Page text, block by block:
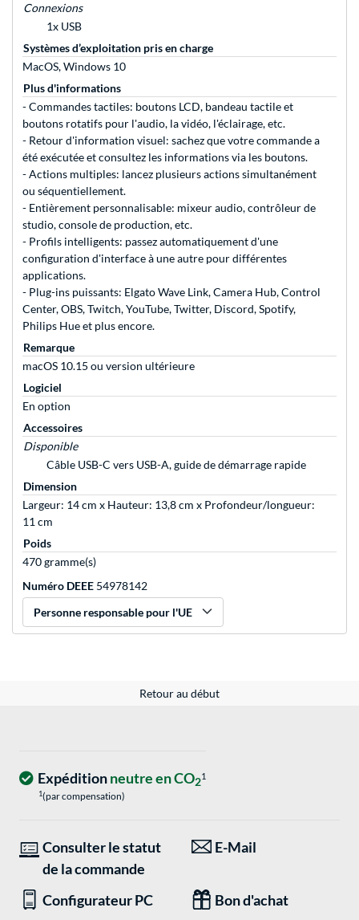
Connexions
1x USB
Systèmes d’exploitation pris en charge
MacOS, Windows 10
Plus d'informations
- Commandes tactiles: boutons LCD, bandeau tactile et
boutons rotatifs pour l'audio, la vidéo, l'éclairage, etc.
- Retour d'information visuel: sachez que votre commande a
été exécutée et consultez les informations via les boutons.
- Actions multiples: lancez plusieurs actions simultanément
ou séquentiellement.
- Entièrement personnalisable: mixeur audio, contrôleur de
studio, console de production, etc.
- Profils intelligents: passez automatiquement d'une
configuration d'interface à une autre pour différentes
applications.
- Plug-ins puissants: Elgato Wave Link, Camera Hub, Control
Center, OBS, Twitch, YouTube, Twitter, Discord, Spotify,
Philips Hue et plus encore.
Remarque
macOS 10.15 ou version ultérieure
Logiciel
En option
Accessoires
Disponible
Câble USB-C vers USB-A, guide de démarrage rapide
Dimension
Largeur: 14 cm x Hauteur: 13,8 cm x Profondeur/longueur:
11 cm
Poids
470 gramme(s)
Numéro DEEE 54978142
Personne responsable pour l'UE
Retour au début
Expéditionneutre en CO21
1(par compensation)
Consulter le statut
de la commande
E-Mail
Configurateur PC Bon d'achat